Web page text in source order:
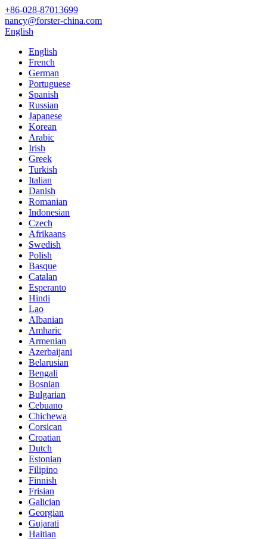
+86-028-87013699
nancy@forster-china.com
English
English
French
German
Portuguese
Spanish
Russian
Japanese
Korean
Arabic
Irish
Greek
Turkish
Italian
Danish
Romanian
Indonesian
Czech
Afrikaans
Swedish
Polish
Basque
Catalan
Esperanto
Hindi
Lao
Albanian
Amharic
Armenian
Azerbaijani
Belarusian
Bengali
Bosnian
Bulgarian
Cebuano
Chichewa
Corsican
Croatian
Dutch
Estonian
Filipino
Finnish
Frisian
Galician
Georgian
Gujarati
Haitian